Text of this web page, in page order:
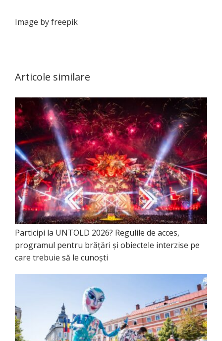
Image by freepik
Articole similare
Participi la UNTOLD 2026? Regulile de acces,
programul pentru brățări și obiectele interzise pe
care trebuie să le cunoști